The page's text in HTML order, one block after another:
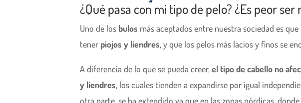
¿Qué pasa con mi tipo de pelo? ¿Es peor
Uno de los bulos más aceptados entre nuestra sociedad es que
tener piojos y liendres, y que los pelos más lacios y finos se
A diferencia de lo que se pueda creer,el tipo de cabello no
y liendres, los cuales tienden a expandirse por igual
otra parte, se ha extendido ya que en las zonas nórdicas,